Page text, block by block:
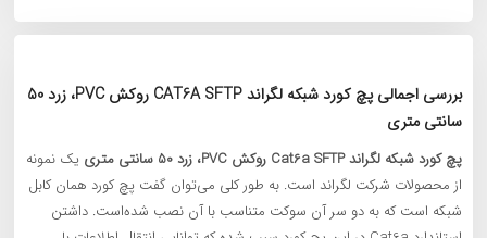
بررسی اجمالی پچ کورد شبکه لگراند CAT6A SFTP روکش PVC، زرد 50
سانتی متری
پچ کورد شبکه لگراند Cat6a SFTP روکش PVC، زرد 50 سانتی متری
یک نمونه
از محصولات شرکت لگراند است. به طور کلی می‌توان گفت پچ کورد همان کابل
شبکه است که به دو سر آن سوکت متناسب با آن نصب شده‌است. داشتن